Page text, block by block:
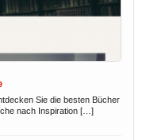
Sie die besten Bücher
nach Inspiration […]